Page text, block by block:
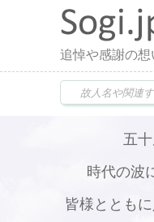
追悼や感謝の想
五
時代の波
皆様ととも